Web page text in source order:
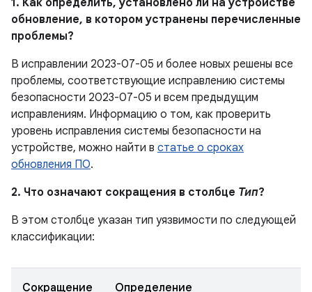
1. Как определить, установлено ли на устройстве
обновление, в котором устранены перечисленные
проблемы?
В исправлении 2023-07-05 и более новых решены все
проблемы, соответствующие исправлению системы
безопасности 2023-07-05 и всем предыдущим
исправлениям. Информацию о том, как проверить
уровень исправления системы безопасности на
устройстве, можно найти в статье о сроках
обновления ПО.
2. Что означают сокращения в столбце Тип?
В этом столбце указан тип уязвимости по следующей
классификации:
Сокращение Определение